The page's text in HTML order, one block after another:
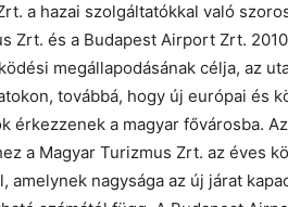
a hazai szolgáltatókkal való
Zrt. és a Budapest Airport Zrt.
megállapodásának célja, az
továbbá, hogy új európai és
érkezzenek a magyar fővárosba.
a Magyar Turizmus Zrt. az éves
amelynek nagysága az új járat